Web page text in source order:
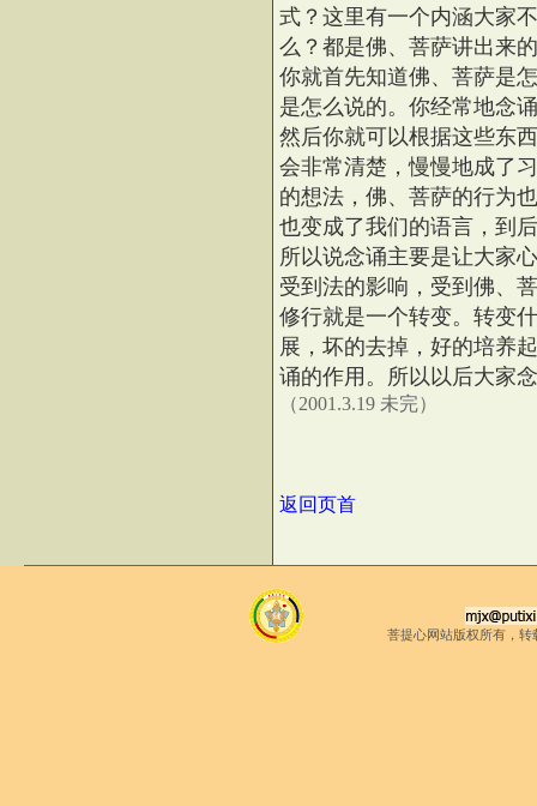
式？这里有一个内涵大家
么？都是佛、菩萨讲出来
你就首先知道佛、菩萨是
是怎么说的。你经常地念
然后你就可以根据这些东
会非常清楚，慢慢地成了
的想法，佛、菩萨的行为
也变成了我们的语言，到
所以说念诵主要是让大家
受到法的影响，受到佛、
修行就是一个转变。转变
展，坏的去掉，好的培养
诵的作用。所以以后大家
（2001.3.19 未完）
返回页首
菩提心网站版权所有，